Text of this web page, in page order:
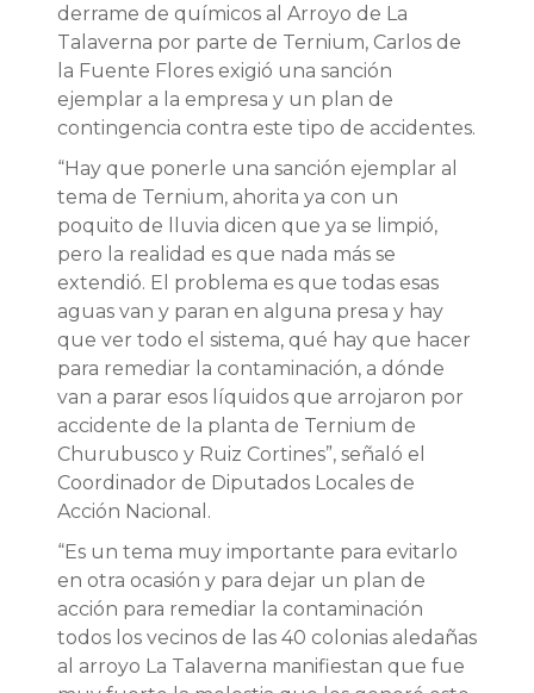
derrame de químicos al Arroyo de La
Talaverna por parte de Ternium, Carlos de
la Fuente Flores exigió una sanción
ejemplar a la empresa y un plan de
contingencia contra este tipo de accidentes.
“Hay que ponerle una sanción ejemplar al
tema de Ternium, ahorita ya con un
poquito de lluvia dicen que ya se limpió,
pero la realidad es que nada más se
extendió. El problema es que todas esas
aguas van y paran en alguna presa y hay
que ver todo el sistema, qué hay que hacer
para remediar la contaminación, a dónde
van a parar esos líquidos que arrojaron por
accidente de la planta de Ternium de
Churubusco y Ruiz Cortines”, señaló el
Coordinador de Diputados Locales de
Acción Nacional.
“Es un tema muy importante para evitarlo
en otra ocasión y para dejar un plan de
acción para remediar la contaminación
todos los vecinos de las 40 colonias aledañas
al arroyo La Talaverna manifiestan que fue